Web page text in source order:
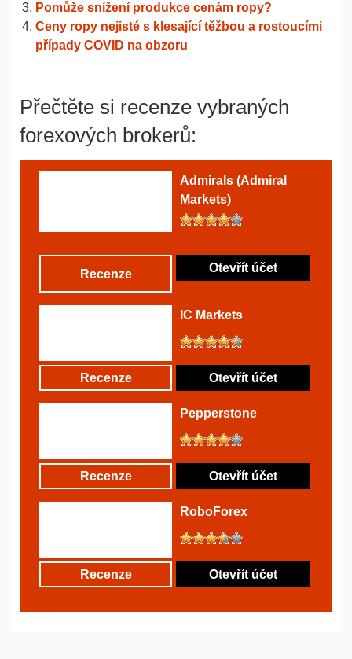
Pomůže snížení produkce cenám ropy?
Ceny ropy nejisté s klesající těžbou a rostoucími
případy COVID na obzoru
Přečtěte si recenze vybraných
forexových brokerů:
Admirals (Admiral
Markets)
Recenze Otevřít účet
IC Markets
Recenze Otevřít účet
Pepperstone
Recenze Otevřít účet
RoboForex
Recenze Otevřít účet